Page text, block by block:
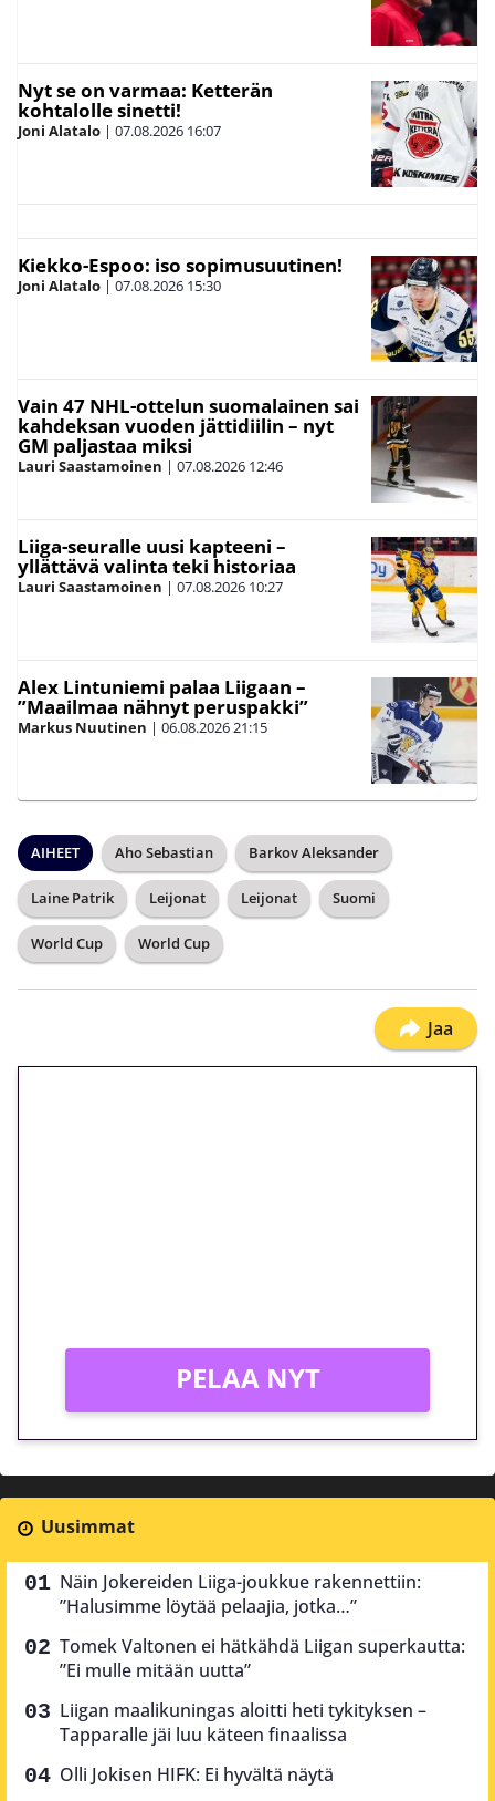
Nyt se on varmaa: Ketterän
kohtalolle sinetti!
Joni Alatalo | 07.08.2026 16:07
Kiekko-Espoo: iso sopimusuutinen!
Joni Alatalo | 07.08.2026 15:30
Vain 47 NHL-ottelun suomalainen sai
kahdeksan vuoden jättidiilin – nyt
GM paljastaa miksi
Lauri Saastamoinen | 07.08.2026 12:46
Liiga-seuralle uusi kapteeni –
yllättävä valinta teki historiaa
Lauri Saastamoinen | 07.08.2026 10:27
Alex Lintuniemi palaa Liigaan –
”Maailmaa nähnyt peruspakki”
Markus Nuutinen | 06.08.202621:15
AIHEET Aho Sebastian Barkov Aleksander
Laine Patrik Leijonat Leijonat Suomi
World Cup World Cup
Jaa
PELAA NYT
Uusimmat
Näin Jokereiden Liiga-joukkue rakennettiin:
”Halusimme löytää pelaajia, jotka…”
Tomek Valtonen ei hätkähdä Liigan superkautta:
”Ei mulle mitään uutta”
Liigan maalikuningas aloitti heti tykityksen –
Tapparalle jäi luu käteen finaalissa
Olli Jokisen HIFK: Ei hyvältä näytä